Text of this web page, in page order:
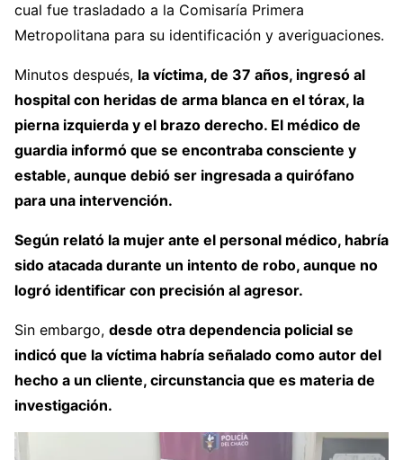
cual fue trasladado a la Comisaría Primera
Metropolitana para su identificación y averiguaciones.
Minutos después, la víctima, de 37 años, ingresó al
hospital con heridas de arma blanca en el tórax, la
pierna izquierda y el brazo derecho. El médico de
guardia informó que se encontraba consciente y
estable, aunque debió ser ingresada a quirófano
para una intervención.
Según relató la mujer ante el personal médico, habría
sido atacada durante un intento de robo, aunque no
logró identificar con precisión al agresor.
Sin embargo, desde otra dependencia policial se
indicó que la víctima habría señalado como autor del
hecho a un cliente, circunstancia que es materia de
investigación.